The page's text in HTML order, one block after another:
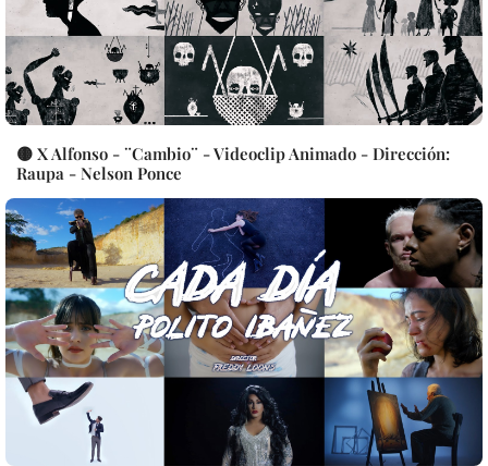
🟡 X Alfonso - ¨Cambio¨ - Videoclip Animado - Dirección:
Raupa - Nelson Ponce